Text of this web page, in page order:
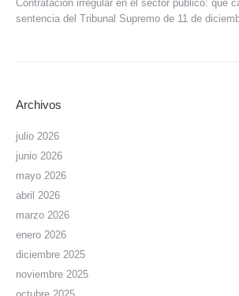
Contratación irregular en el sector público: qué
sentencia del Tribunal Supremo de 11 de
Archivos
julio 2026
junio 2026
mayo 2026
abril 2026
marzo 2026
enero 2026
diciembre 2025
noviembre 2025